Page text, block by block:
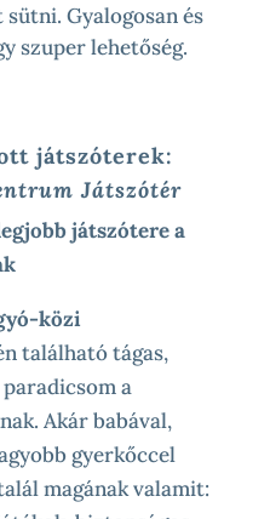
Gyalogosan és
szuper lehetőség.
játszóterek:
Játszótér
játszótere a
közi
található tágas,
a
Akár babával,
gyerkőccel
magának valamit: